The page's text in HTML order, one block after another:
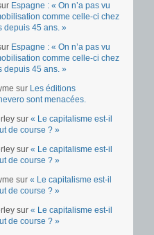
Espagne : « On n’a pas vu
comme celle-ci chez
depuis 45 ans. »
Espagne : « On n’a pas vu
comme celle-ci chez
depuis 45 ans. »
sur Les éditions
sont menacées.
sur « Le capitalisme est-il
de course ? »
sur « Le capitalisme est-il
de course ? »
sur « Le capitalisme est-il
de course ? »
sur « Le capitalisme est-il
de course ? »